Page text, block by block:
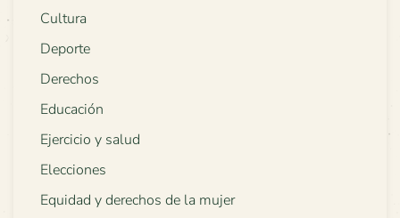
Cultura
Deporte
Derechos
Educación
Ejercicio y salud
Elecciones
Equidad y derechos de la mujer